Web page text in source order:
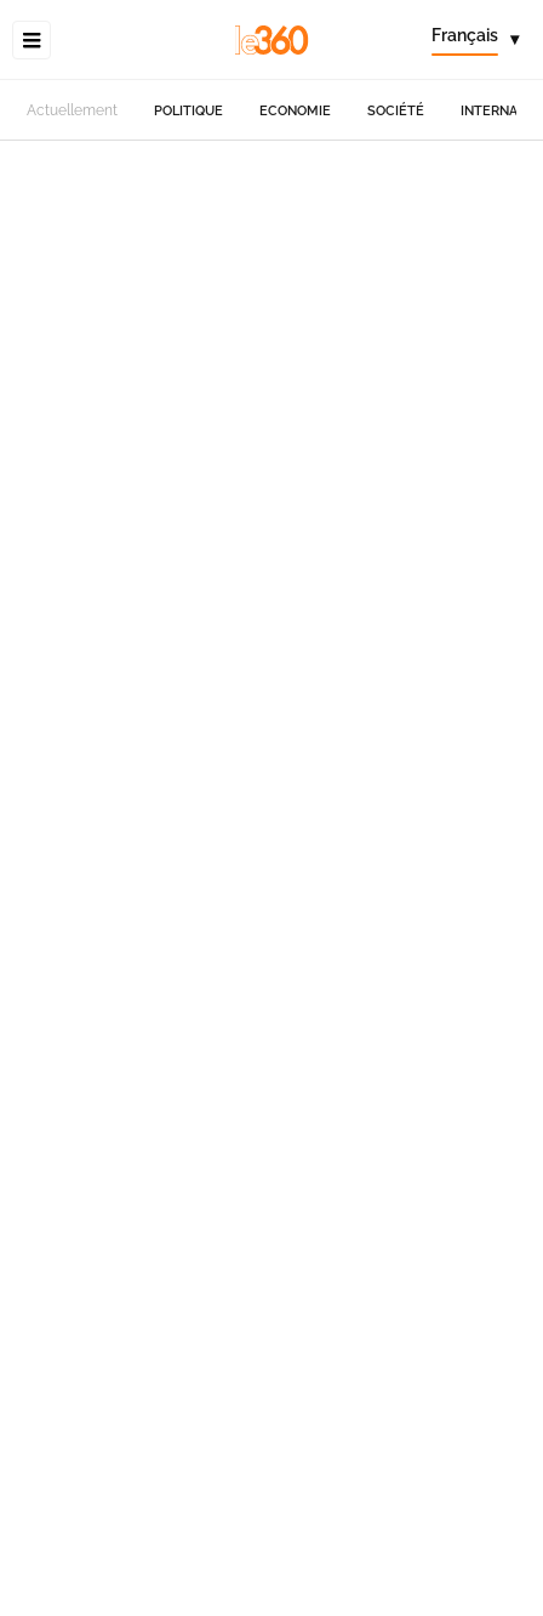
Français ▾
Actuellement POLITIQUE ECONOMIE SOCIÉTÉ